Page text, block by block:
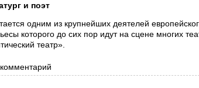
и поэт
одним из крупнейших деятелей
которого до сих пор идут на сцене многих
театр».